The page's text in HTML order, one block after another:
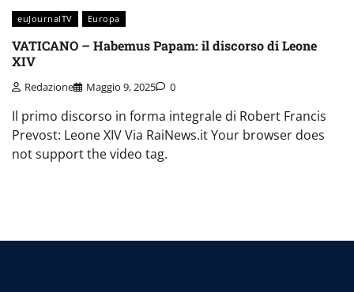
euJournalTV Europa
VATICANO – Habemus Papam: il discorso di Leone
XIV
Redazione Maggio 9, 2025 0
Il primo discorso in forma integrale di Robert Francis
Prevost: Leone XIV Via RaiNews.it Your browser does
not support the video tag.